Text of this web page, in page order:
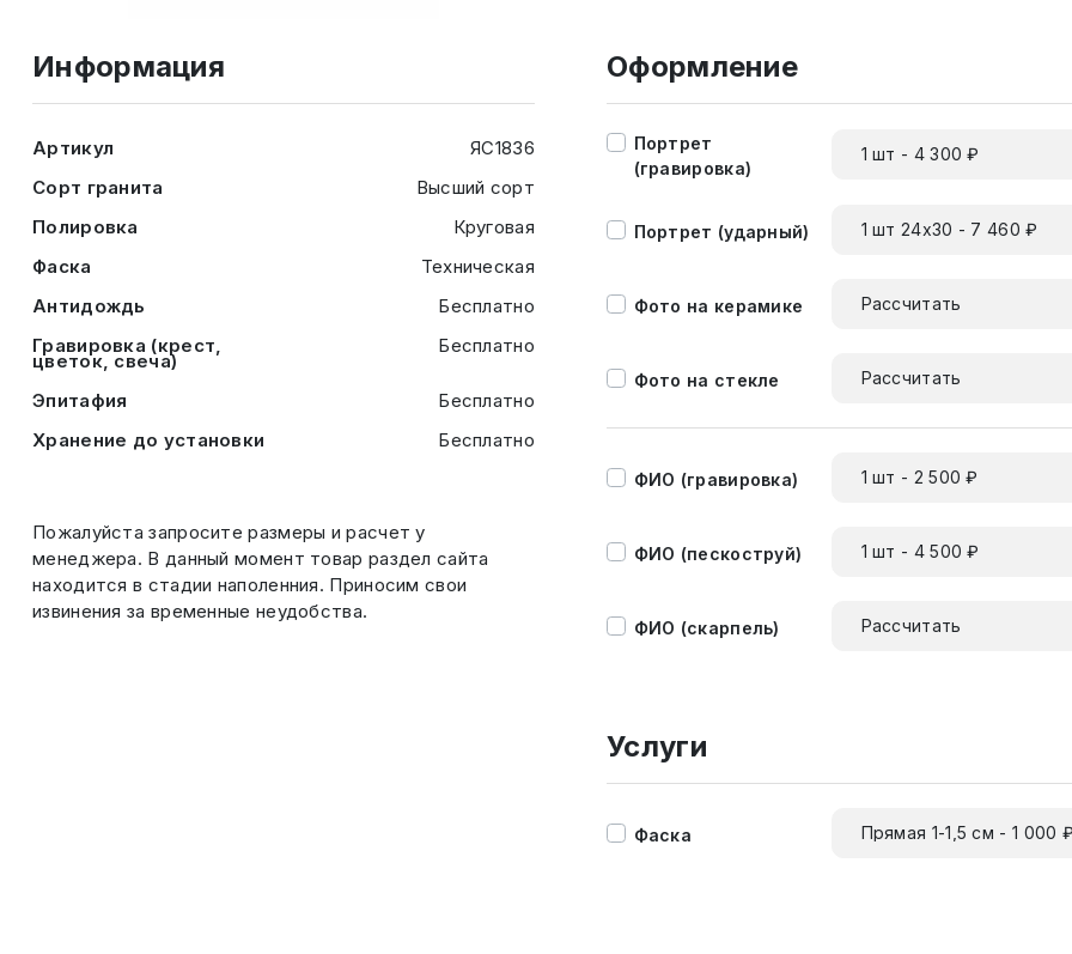
Информация
Артикул
ЯС1836
Сорт гранита
Высший сорт
Полировка
Круговая
Фаска
Техническая
Антидождь
Бесплатно
Гравировка (крест,
цветок, свеча)
Бесплатно
Эпитафия
Бесплатно
Хранение до установки
Бесплатно
Пожалуйста запросите размеры и расчет у
менеджера. В данный момент товар раздел сайта
находится в стадии наполенния. Приносим свои
извинения за временные неудобства.
Оформление
Портрет
(гравировка)
1 шт - 4 300 ₽
Портрет (ударный) 1 шт 24х30 - 7 460 ₽
Фото на керамике Рассчитать
Фото на стекле Рассчитать
ФИО (гравировка) 1 шт - 2 500 ₽
ФИО (пескоструй) 1 шт - 4 500 ₽
ФИО (скарпель) Рассчитать
Услуги
Фаска Прямая 1-1,5 см - 1 000